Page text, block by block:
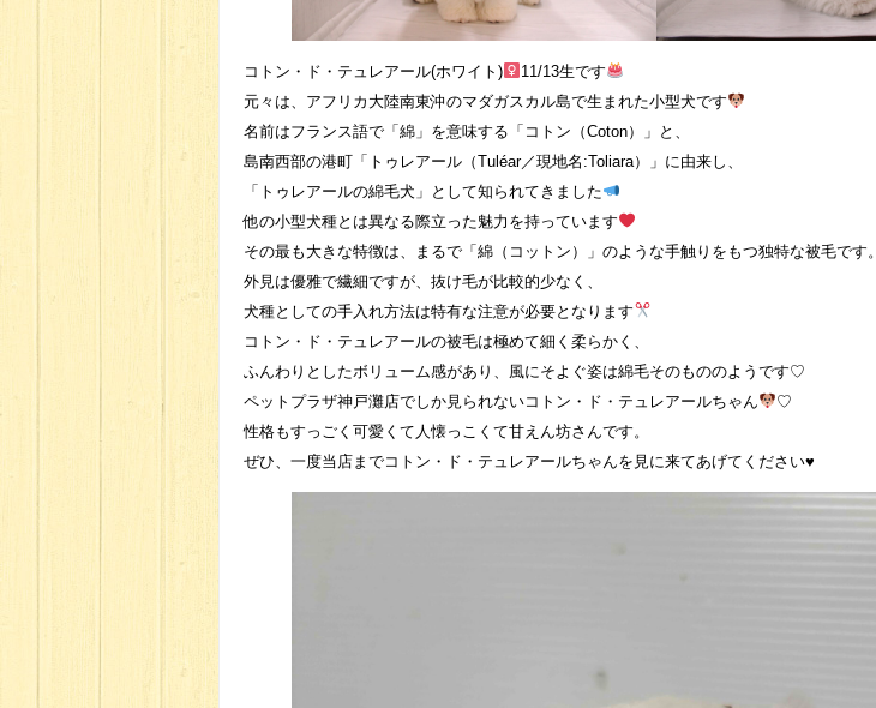
コトン・ド・テュレアール(ホワイト)
11/13生です
元々は、アフリカ大陸南東沖のマダガスカル島で生まれた小型犬です
名前はフランス語で「綿」を意味する「コトン（Coton）」と、
島南西部の港町「トゥレアール（Tuléar／現地名:Toliara）」に由来し、
「トゥレアールの綿毛犬」として知られてきました
他の小型犬種とは異なる際立った魅力を持っています
その最も大きな特徴は、まるで「綿（コットン）」のような手触りをもつ独特な被毛です。
外見は優雅で繊細ですが、抜け毛が比較的少なく、
犬種としての手入れ方法は特有な注意が必要となります
コトン・ド・テュレアールの被毛は極めて細く柔らかく、
ふんわりとしたボリューム感があり、風にそよぐ姿は綿毛そのもののようです♡
ペットプラザ神戸灘店でしか見られないコトン・ド・テュレアールちゃん
♡
性格もすっごく可愛くて人懐っこくて甘えん坊さんです。
ぜひ、一度当店までコトン・ド・テュレアールちゃんを見に来てあげてください♥